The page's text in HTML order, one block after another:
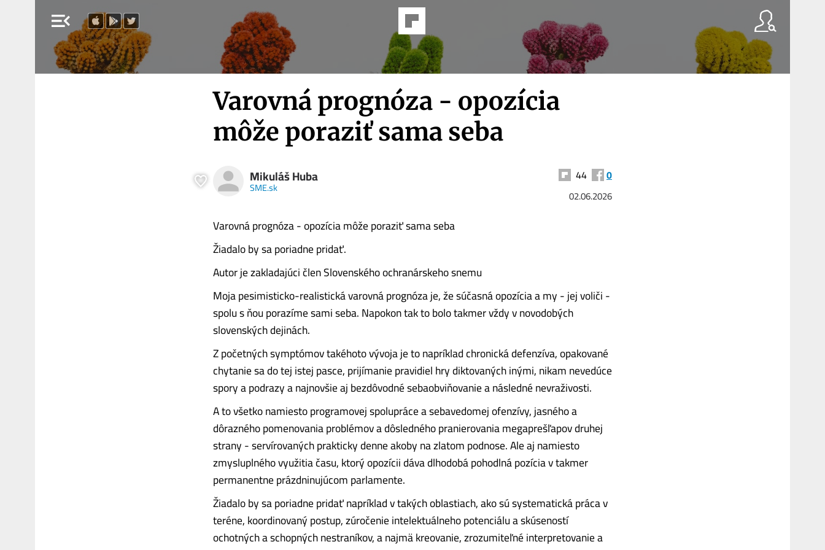
menu_open
Varovná prognóza - opozícia
môže poraziť sama seba
Mikuláš Huba
SME.sk
44 0
02.06.2026
Varovná prognóza - opozícia môže poraziť sama seba
Žiadalo by sa poriadne pridať.
Autor je zakladajúci člen Slovenského ochranárskeho snemu
Moja pesimisticko-realistická varovná prognóza je, že súčasná opozícia a my - jej voliči -
spolu s ňou porazíme sami seba. Napokon tak to bolo takmer vždy v novodobých
slovenských dejinách.
Z početných symptómov takéhoto vývoja je to napríklad chronická defenzíva, opakované
chytanie sa do tej istej pasce, prijímanie pravidiel hry diktovaných inými, nikam nevedúce
spory a podrazy a najnovšie aj bezdôvodné sebaobviňovanie a následné nevraživosti.
A to všetko namiesto programovej spolupráce a sebavedomej ofenzívy, jasného a
dôrazného pomenovania problémov a dôsledného pranierovania megaprešľapov druhej
strany - servírovaných prakticky denne akoby na zlatom podnose. Ale aj namiesto
zmysluplného využitia času, ktorý opozícii dáva dlhodobá pohodlná pozícia v takmer
permanentne prázdninujúcom parlamente.
Žiadalo by sa poriadne pridať napríklad v takých oblastiach, ako sú systematická práca v
teréne, koordinovaný postup, zúročenie intelektuálneho potenciálu a skúseností
ochotných a schopných nestraníkov, a najmä kreovanie, zrozumiteľné interpretovanie a